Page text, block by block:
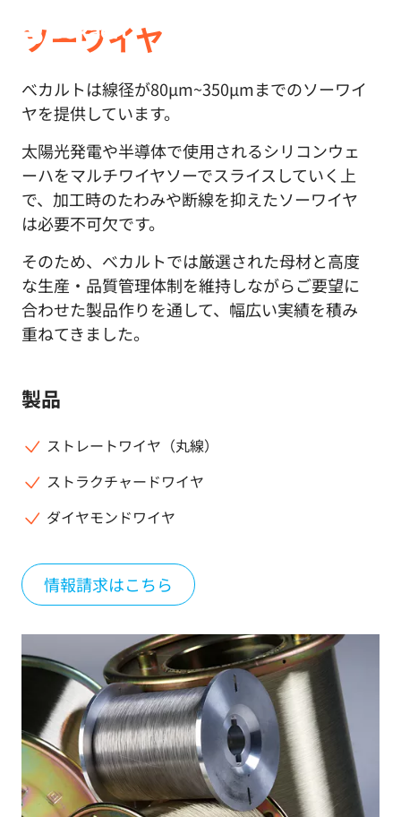
ソーワイヤ
べカルトは線径が80μm~350μmまでのソーワイ
ヤを提供しています。
太陽光発電や半導体で使用されるシリコンウェ
ーハをマルチワイヤソーでスライスしていく上
で、加工時のたわみや断線を抑えたソーワイヤ
は必要不可欠です。
そのため、べカルトでは厳選された母材と高度
な生産・品質管理体制を維持しながらご要望に
合わせた製品作りを通して、幅広い実績を積み
重ねてきました。
製品
ストレートワイヤ（丸線）
ストラクチャードワイヤ
ダイヤモンドワイヤ
情報請求はこちら